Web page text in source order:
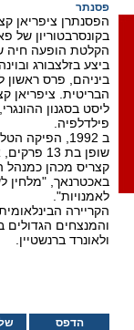
פסנתר
בקונסרבטוריון של
הקלטת הופעה חיה
ביצע בזלצבורג
ביניהם, פרס ראשון
הבריטית. ציפריאן
ליסט בסגנון
פילדלפיה.
ב 1992,
שופן בת
קצריס מכהן כמנהל
באכטרנאך, "מלחין
לאמנויות".
הקריירה
והמנצחים הגדולים
ולאונרד ברנשטיין.
הדפס